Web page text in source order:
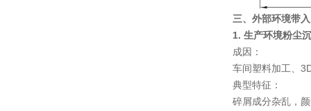
三、外部环境带
1. 生产环境粉尘
成因 ：
车间塑料加工、
典型特征 ：
碎屑成分杂乱，